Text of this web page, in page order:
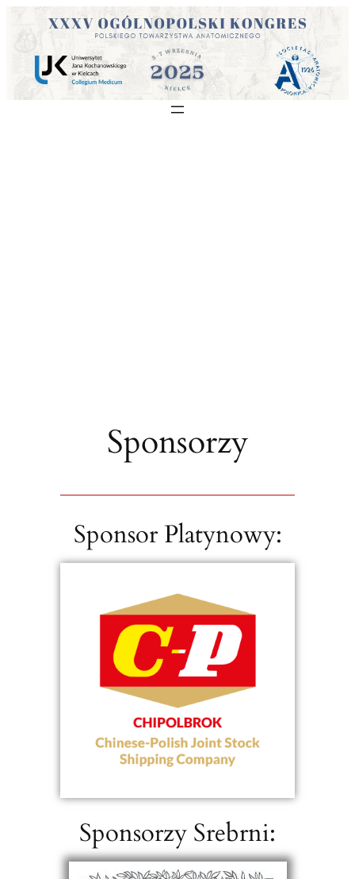
Sponsorzy
Sponsor Platynowy:
Sponsorzy Srebrni: